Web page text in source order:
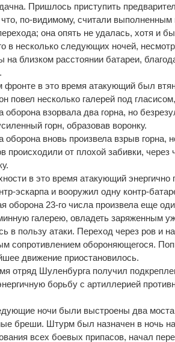
Пришлось приступить
по-видимому, считали выполненным
она опять не удалась, хотя и
в несколько следующих ночей,
на близком расстоянии батареи,
в это время атакующий был
повел несколько галерей под
оборона взорвала два горна, но
горн, образовав воронку.
оборона вновь произвела взрыв
происходили от плохой забивки,
в это время атакующий энергично
эскарпа и вооружил одну контр-
оборона 23-го числа произвела еще
галерею, овладеть заряженным
в пользу атаки. Переход через ров и
сопротивлением обороняющегося.
движение приостановилось.
отряд Шуленбурга получил
борьбу с артиллерией
ночи были выстроены два моста
бреши. Штурм был назначен в ночь на
всех боевых припасов, начал